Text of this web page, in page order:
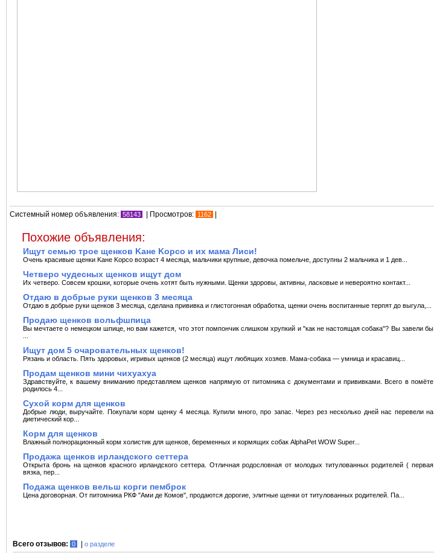
Системный номер объявления: 58143 | Просмотров: 1162 |
Похожие объявления:
Ищут семью трое щенков Kaнe Kорсо и их мама Лиси!
Очень красивые щенки Kaнe Kорсо возраст 4 месяца, мальчики крупные, девочка помельче, доступны 2 мальчика и 1 дев...
Четверо чудесных щенков ищут дом
Их четверо. Совсем крошки, которые очень хотят быть нужными. Щенки здоровы, активны, ласковые и невероятно контакт...
Отдаю в добрые руки щенков 3 месяца
Отдаю в добрые руки щенков 3 месяца, сделана прививка и глистогонная обработка, щенки очень воспитанные терпят до выгула,...
Продаю щенков вольфшпица
Вы мечтаете о немецком шпице, но вам кажется, что этот помпончик слишком хрупкий и "как не настоящая собака"? Вы завели бы
Ищут дом 5 очаровательных щенков!
Рязань и область. Пять здоровых, игривых щенков (2 месяца) ищут любящих хозяев. Мама-собака — умница и красавиц...
Продам щенков мини чихуахуа
Здравствуйте, к вашему вниманию представляем щенков напрямую от питомника с документами и прививками. Всего в помёте
родилось 4...
Сухой корм для щенков
Добрые люди, выручайте. Покупали корм щенку 4 месяца. Купили много, про запас. Через рез несколько дней нас перевели на
диетический кор...
Корм для щенков
Влажный полнорационный корм холистик для щенков, беременных и кормящих собак AlphaPet WOW Super...
Продажа щенков ирландского сеттера
Открыта бронь на щенков красного ирландского сеттера. Отличная родословная от молодых титулованных родителей ( первая
вязка, пер...
Подажа щенков вельш корги пемброк
Цена договорная. От питомника РКФ "Ами де Комов", продаются дорогие, элитные щенки от титулованных родителей. Па...
Всего отзывов: 0 | о разделе